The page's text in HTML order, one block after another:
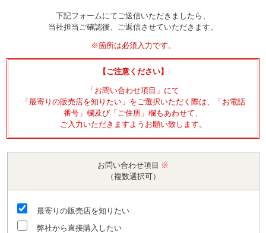
下記フォームにてご送信いただきましたら、
当社担当ご確認後、ご返信させていただきます。
※箇所は必須入力です。
【ご注意ください】
「お問い合わせ項目」にて
「最寄りの販売店を知りたい」をご選択いただく際は、「お電話
番号」欄及び「ご住所」欄もあわせて、
ご入力いただきますようお願い致します。
お問い合わせ項目 ※
（複数選択可）
最寄りの販売店を知りたい
弊社から直接購入したい